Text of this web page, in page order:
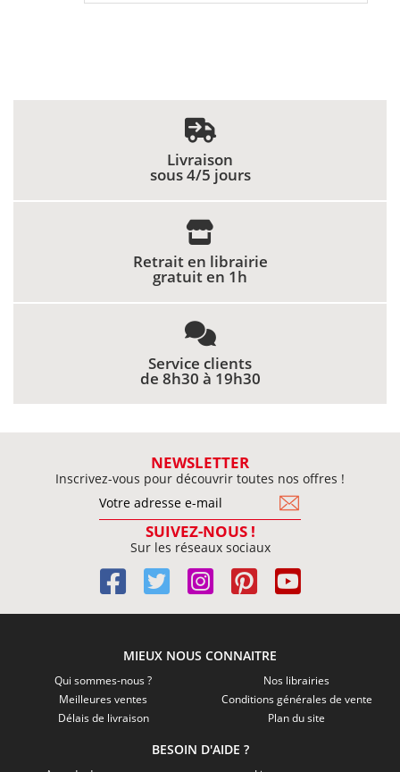
Livraison
sous 4/5 jours
Retrait en librairie
gratuit en 1h
Service clients
de 8h30 à 19h30
NEWSLETTER
Inscrivez-vous pour découvrir toutes nos offres !
SUIVEZ-NOUS !
Sur les réseaux sociaux
MIEUX NOUS CONNAITRE
Qui sommes-nous ?
Meilleures ventes
Délais de livraison
Nos librairies
Conditions générales de vente
Plan du site
BESOIN D'AIDE ?